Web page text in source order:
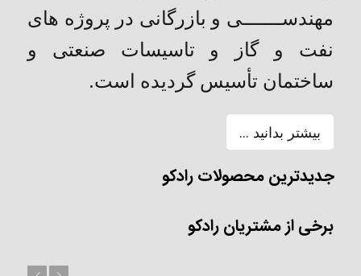
مهندســـــــی و بازرگانی در پروژه های
نفت و گاز و تاسیسات صنعتی و
ساختمان تأسیس گردیده است.
بیشتر بدانید ...
جدیدترین محصولات رادکو
برخی از مشتریان رادکو